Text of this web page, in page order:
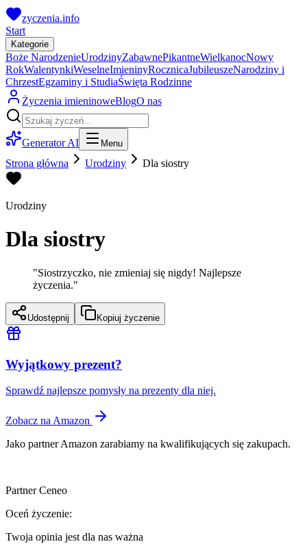
zyczenia.info
Start
Kategorie
Boże NarodzenieUrodzinyZabawnePikantneWielkanocNowy
RokWalentynkiWeselneImieninyRocznicaJubileuszeNarodziny i
ChrzestEgzaminy i StudiaŚwięta Rodzinne
Życzenia imieninoweBlogO nas
Generator AI Menu
Strona główna Urodziny Dla siostry
Urodziny
Dla siostry
"Siostrzyczko, nie zmieniaj się nigdy! Najlepsze
życzenia."
Udostępnij Kopiuj życzenie
Wyjątkowy prezent?
Sprawdź najlepsze pomysły na prezenty dla niej.
Zobacz na Amazon
Jako partner Amazon zarabiamy na kwalifikujących się zakupach.
Partner Ceneo
Oceń życzenie:
Twoja opinia jest dla nas ważna